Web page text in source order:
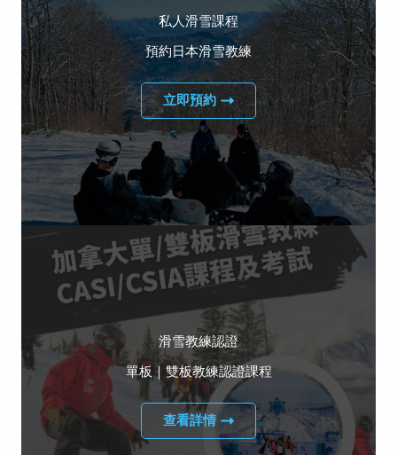
私人滑雪課程
預約日本滑雪教練
立即預約
滑雪教練認證
單板｜雙板教練認證課程
查看詳情